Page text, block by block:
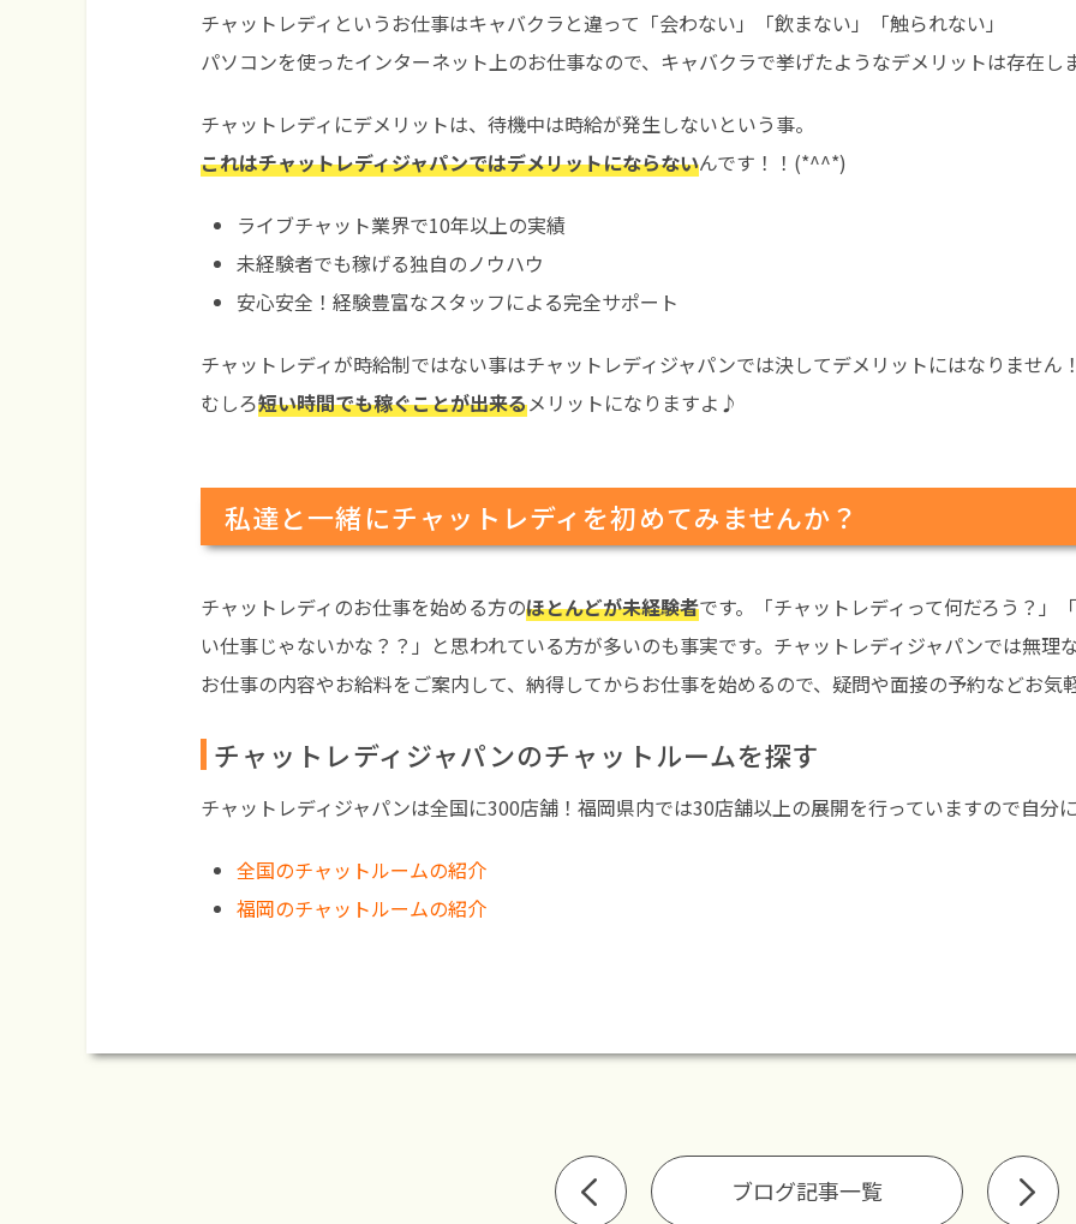
チャットレディというお仕事はキャバクラと違って 「会わない」「飲まない」「触られない」
パソコンを使ったインターネット上のお仕事なので、キャバクラで挙げたようなデメリットは存在し
チャットレディにデメリットは、待機中は時給が発生しないという事。
これはチャットレディジャパンではデメリットにならないんです！！(*^^*)
ライブチャット業界で10年以上の実績
未経験者でも稼げる独自のノウハウ
安心安全！経験豊富なスタッフによる完全サポート
チャットレディが時給制ではない事はチャットレディジャパンでは決してデメリットにはなりません
むしろ短い時間でも稼ぐことが出来るメリットになりますよ♪
私達と一緒にチャットレディを初めてみませんか？
チャットレディのお仕事を始める方のほとんどが未経験者です。「チャットレディって何だろう？」
い仕事じゃないかな？？」と思われている方が多いのも事実です。チャットレディジャパンでは無理
お仕事の内容やお給料をご案内して、納得してからお仕事を始めるので、疑問や面接の予約などお気
チャットレディジャパンのチャットルームを探す
チャットレディジャパンは全国に300店舗！福岡県内では30店舗以上の展開を行っていますので自
全国のチャットルームの紹介
福岡のチャットルームの紹介
ブログ記事一覧